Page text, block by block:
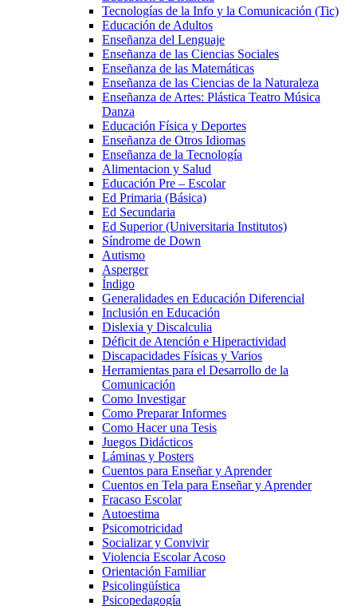
Tecnologías de la Info y la Comunicación (Tic)
Educación de Adultos
Enseñanza del Lenguaje
Enseñanza de las Ciencias Sociales
Enseñanza de las Matemáticas
Enseñanza de las Ciencias de la Naturaleza
Enseñanza de Artes: Plástica Teatro Música
Danza
Educación Física y Deportes
Enseñanza de Otros Idiomas
Enseñanza de la Tecnología
Alimentacion y Salud
Educación Pre – Escolar
Ed Primaria (Básica)
Ed Secundaria
Ed Superior (Universitaria Institutos)
Síndrome de Down
Autismo
Asperger
Índigo
Generalidades en Educación Diferencial
Inclusión en Educación
Dislexia y Discalculia
Déficit de Atención e Hiperactividad
Discapacidades Físicas y Varios
Herramientas para el Desarrollo de la
Comunicación
Como Investigar
Como Preparar Informes
Como Hacer una Tesis
Juegos Didácticos
Láminas y Posters
Cuentos para Enseñar y Aprender
Cuentos en Tela para Enseñar y Aprender
Fracaso Escolar
Autoestima
Psicomotricidad
Socializar y Convivir
Violencia Escolar Acoso
Orientación Familiar
Psicolingüística
Psicopedagogía